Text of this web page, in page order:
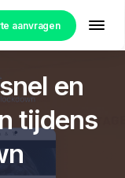
aanvragen
en
tijdens